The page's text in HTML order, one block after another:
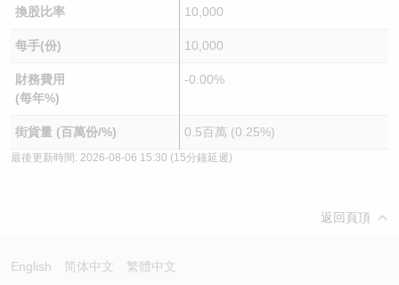
換股比率 10,000
每手(份) 10,000
財務費用
(每年%)
-0.00%
街貨量 (百萬份/%) 0.5百萬 (0.25%)
最後更新時間: 2026-08-06 15:30 (15分鐘延遲)
返回頁頂
English 简体中文 繁體中文